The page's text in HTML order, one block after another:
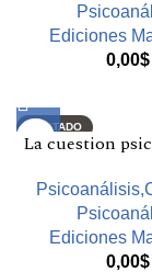
Ediciones
0,00$
AGOTADO
La cuestion
Ediciones
0,00$